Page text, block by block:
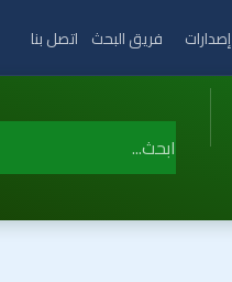
إصدارات فريق البحث اتصل بنا